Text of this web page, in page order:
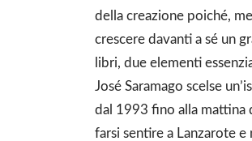
della creazione poiché,
crescere davanti a sé un
libri, due elementi
José Saramago scelse
dal 1993 fino alla mattina
farsi sentire a Lanzarote